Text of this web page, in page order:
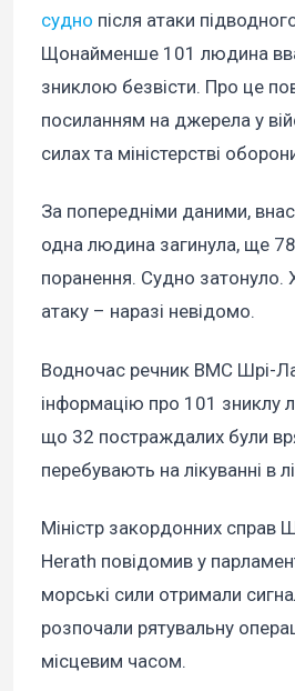
судно після атаки
Щонайменше 101 людина
зниклою безвісти. Про це
посиланням на джерела у
силах та міністерстві
За попередніми даними,
одна людина загинула, ще
поранення. Судно затонуло.
атаку – наразі невідомо.
Водночас речник ВМС Шрі-
інформацію про 101 зниклу
що 32 постраждалих були
перебувають на лікуванні в
Міністр закордонних справ
Herath повідомив у
морські сили отримали
розпочали рятувальну
місцевим часом.